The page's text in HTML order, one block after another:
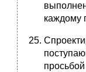
каждому